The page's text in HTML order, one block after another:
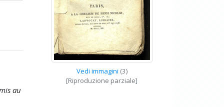
au
Vedi immagini (3)
[Riproduzione parziale]